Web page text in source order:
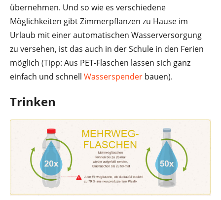
übernehmen. Und so wie es verschiedene
Möglichkeiten gibt Zimmerpflanzen zu Hause im
Urlaub mit einer automatischen Wasserversorgung
zu versehen, ist das auch in der Schule in den Ferien
möglich (Tipp: Aus PET-Flaschen lassen sich ganz
einfach und schnell Wasserspender bauen).
Trinken